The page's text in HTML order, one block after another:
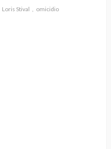
Loris Stival omicidio